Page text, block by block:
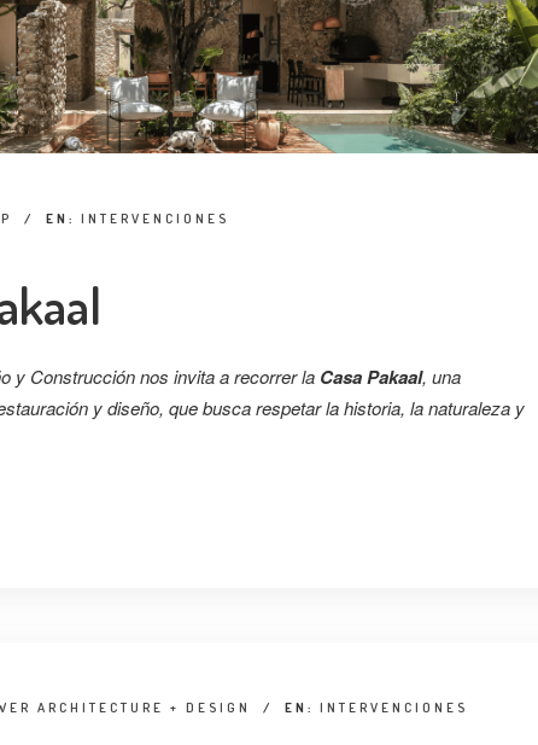
/ EN: INTERVENCIONES
y Construcción nos invita a recorrer la Casa Pakaal, una
y diseño, que busca respetar la historia, la naturaleza y
ARCHITECTURE + DESIGN / EN: INTERVENCIONES